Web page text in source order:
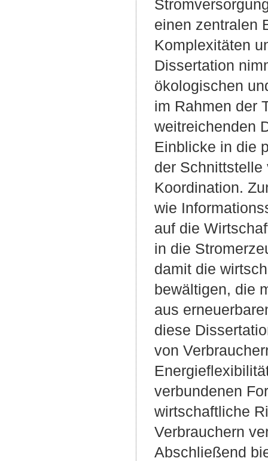
einen zentralen
Komplexitäten
Dissertation
ökologischen
im Rahmen der
weitreichenden
Einblicke in die
der Schnittstelle
Koordination.
wie
auf die
in die
damit die
bewältigen, die
aus
diese
von
verbundenen
wirtschaftliche
Verbrauchern
Abschließend